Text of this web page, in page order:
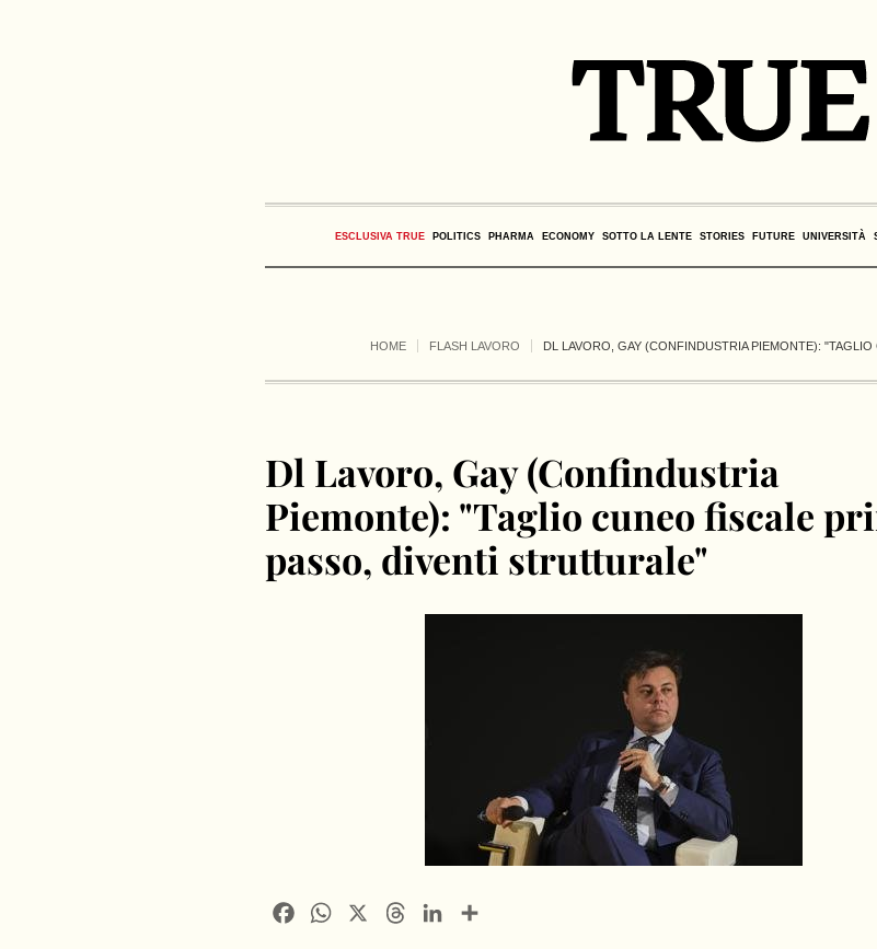
ESCLUSIVA TRUE POLITICS PHARMA ECONOMY SOTTO LA LENTE STORIES FUTURE UNIVERSITÀ
HOME FLASH LAVORO DL LAVORO, GAY (CONFINDUSTRIA PIEMONTE):
Dl Lavoro, Gay (Confindustria
Piemonte): "Taglio cuneo fiscale
passo, diventi strutturale"
FacebookWhatsApp ThreadsLinkedIn